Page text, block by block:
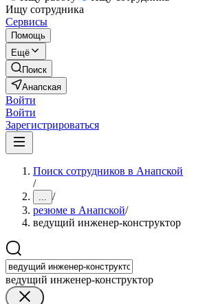
Ищу сотрудника
Сервисы
Помощь
Ещё
Поиск
Анапская
Войти
Войти
Зарегистрироваться
Поиск сотрудников в Анапской
/
... /
резюме в Анапской/
ведущий инженер-конструктор
ведущий инженер-конструктор